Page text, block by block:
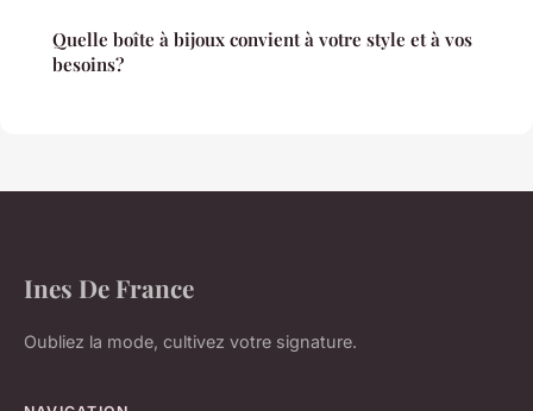
Quelle boîte à bijoux convient à votre style et à vos
besoins?
Ines De France
Oubliez la mode, cultivez votre signature.